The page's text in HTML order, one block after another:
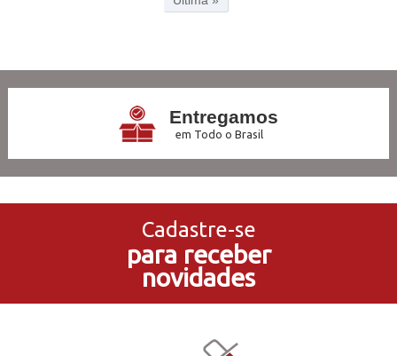
Entregamos
em Todo o Brasil
no Cartão de Crédito
5% de Desconto
no Pagamento PIX
Em Nossas Lojas Físicas
Cadastre-se
para receber
novidades